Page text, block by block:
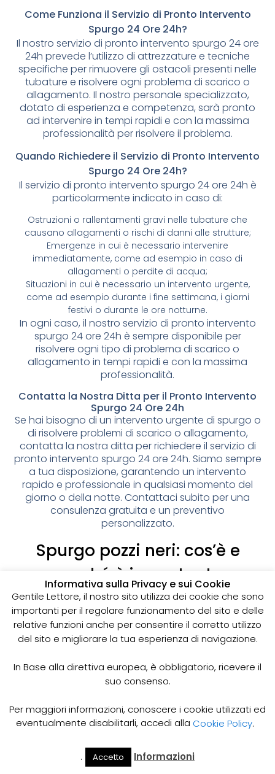
Come Funziona il Servizio di Pronto Intervento
Spurgo 24 Ore 24h?
Il nostro servizio di pronto intervento spurgo 24 ore
24h prevede l’utilizzo di attrezzature e tecniche
specifiche per rimuovere gli ostacoli presenti nelle
tubature e risolvere ogni problema di scarico o
allagamento. Il nostro personale specializzato,
dotato di esperienza e competenza, sarà pronto
ad intervenire in tempi rapidi e con la massima
professionalità per risolvere il problema.
Quando Richiedere il Servizio di Pronto Intervento
Spurgo 24 Ore 24h?
Il servizio di pronto intervento spurgo 24 ore 24h è
particolarmente indicato in caso di:
Ostruzioni o rallentamenti gravi nelle tubature che
causano allagamenti o rischi di danni alle strutture;
Emergenze in cui è necessario intervenire
immediatamente, come ad esempio in caso di
allagamenti o perdite di acqua;
Situazioni in cui è necessario un intervento urgente,
come ad esempio durante i fine settimana, i giorni
festivi o durante le ore notturne.
In ogni caso, il nostro servizio di pronto intervento
spurgo 24 ore 24h è sempre disponibile per
risolvere ogni tipo di problema di scarico o
allagamento in tempi rapidi e con la massima
professionalità.
Contatta la Nostra Ditta per il Pronto Intervento
Spurgo 24 Ore 24h
Se hai bisogno di un intervento urgente di spurgo o
di risolvere problemi di scarico o allagamento,
contatta la nostra ditta per richiedere il servizio di
pronto intervento spurgo 24 ore 24h. Siamo sempre
a tua disposizione, garantendo un intervento
rapido e professionale in qualsiasi momento del
giorno o della notte. Contattaci subito per una
consulenza gratuita e un preventivo
personalizzato.
Spurgo pozzi neri: cos’è e
perché è importante
I pozzi neri sono delle strutture sotterranee utilizzate
per la raccolta delle acque reflue domestiche,
soprattutto in zone dove non è disponibile un
sistema di smaltimento delle acque fognarie. Lo
spurgo dei pozzi neri è un’operazione essenziale
e prevenire il rischio di allagamenti, cattivi odori e
infezioni.
Come funziona lo spurgo dei pozzi neri
Lo spurgo dei pozzi neri viene effettuato mediante
specifiche, in grado di aspirare e rimuovere le
acque reflue e i sedimenti accumulati all’interno del
Cerca Il Mio
Informativa sulla Privacy e sui Cookie
Gentile Lettore, il nostro sito utilizza dei cookie che sono
importanti per il regolare funzionamento del sito e delle
relative funzioni anche per consentire il corretto utilizzo
del sito e migliorare la tua esperienza di navigazione.
In Base alla direttiva europea, è obbligatorio, ricevere il
suo consenso.
Per maggiori informazioni, conoscere i cookie utilizzati ed
eventualmente disabilitarli, accedi alla Cookie Policy.
. Accetto Informazioni